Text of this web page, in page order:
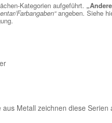
Kategorien aufgeführt.
Farbangaben“angeben. Siehe
Metall zeichnen diese Serien